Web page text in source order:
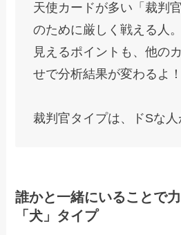
天使カードが多い「裁判
のために厳しく戦える人
見えるポイントも、他の
せで分析結果が変わるよ！
裁判官タイプは、ドSな人
誰かと一緒にいることで
「犬」タイプ